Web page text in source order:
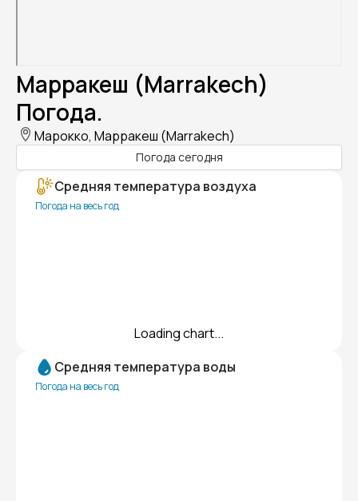
Марракеш (Marrakech)
Погода.
Марокко, Марракеш (Marrakech)
Погода сегодня
Средняя температура воздуха
Погода на весь год
Loading chart...
Средняя температура воды
Погода на весь год